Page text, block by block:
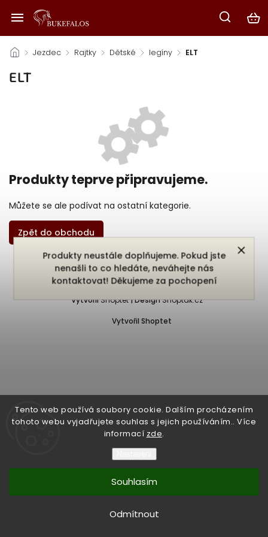
Tento web používá soubory cookie. Dalším procházením
tohoto webu vyjadřujete souhlas s jejich používáním.. Více
informací zde.
Odmítnout
Souhlasím
Produkty neustále doplňujeme. Pokud jste
nenašli to co hledáte, neváhejte nás
kontaktovat! Děkujeme za pochopení
/ Jezdec / Rajtky / Dětské / legíny / ELT
ELT
Produkty teprve připravujeme.
Můžete se ale podívat na ostatní kategorie.
Zpět do obchodu
Vytvořil Shoptet
Copyright 2026Bukefalos. Všechna práva vyhrazena.
Vytvořil Shoptet | Design Shoptak.cz